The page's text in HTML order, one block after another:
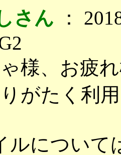
さん ：
様、お疲
がたく利
ルについて